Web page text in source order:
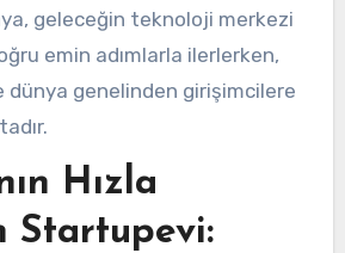
geleceğin teknoloji merkezi
emin adımlarla ilerlerken,
genelinden girişimcilere
Hızla
Startupevi: